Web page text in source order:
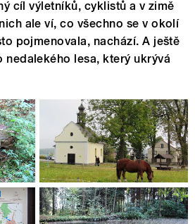
cíl výletníků, cyklistů a v zimě
ale ví, co všechno se v okolí
pojmenovala, nachází. A ještě
nedalekého lesa, který ukrývá